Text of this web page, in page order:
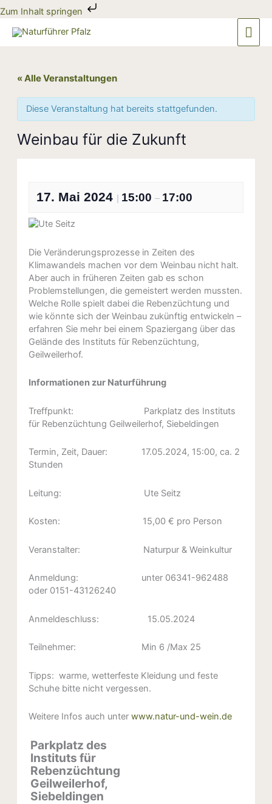
Zum Inhalt springen
Zum
Inhalt
springen
« Alle Veranstaltungen
Diese Veranstaltung hat bereits stattgefunden.
Weinbau für die Zukunft
17. Mai 2024 | 15:00– 17:00
Die Veränderungsprozesse in Zeiten des
Klimawandels machen vor dem Weinbau nicht halt.
Aber auch in früheren Zeiten gab es schon
Problemstellungen, die gemeistert werden mussten.
Welche Rolle spielt dabei die Rebenzüchtung und
wie könnte sich der Weinbau zukünftig entwickeln –
erfahren Sie mehr bei einem Spaziergang über das
Gelände des Instituts für Rebenzüchtung,
Geilweilerhof.
Informationen zur Naturführung
Treffpunkt: Parkplatz des Instituts
für Rebenzüchtung Geilweilerhof, Siebeldingen
Termin, Zeit, Dauer: 17.05.2024, 15:00, ca. 2
Stunden
Leitung: Ute Seitz
Kosten: 15,00 € pro Person
Veranstalter: Naturpur & Weinkultur
Anmeldung: unter 06341-962488
oder 0151-43126240
Anmeldeschluss: 15.05.2024
Teilnehmer: Min 6 /Max 25
Tipps: warme, wetterfeste Kleidung und feste
Schuhe bitte nicht vergessen.
Weitere Infos auch unterwww.natur-und-wein.de
Parkplatz des
Instituts für
Rebenzüchtung
Geilweilerhof,
Siebeldingen